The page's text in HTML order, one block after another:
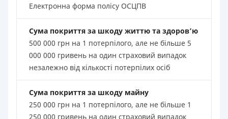
Електронна форма полісу ОСЦПВ
Сума покриття за шкоду життю та здоров’ю
500 000 грн на 1 потерпілого, але не більше 5
000 000 гривень на один страховий випадок
незалежно від кількості потерпілих осіб
Сума покриття за шкоду майну
250 000 грн на 1 потерпілого, але не більше 1
250 000 гривень на один страховий випадок